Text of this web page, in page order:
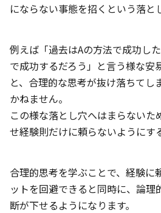
にならない事態を招くという落と
例えば「過去はAの方法で成功し
で成功するだろう」と言う様な安
と、合理的な思考が抜け落ちてし
かねません。
この様な落とし穴へはまらないた
せ経験則だけに頼らないようにす
合理的思考を学ぶことで、経験に
ットを回避できると同時に、論理
断が下せるようになります。